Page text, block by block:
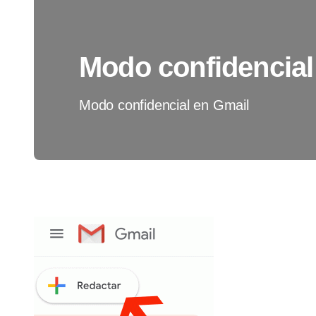
Modo
Modo confidencial en Gmail